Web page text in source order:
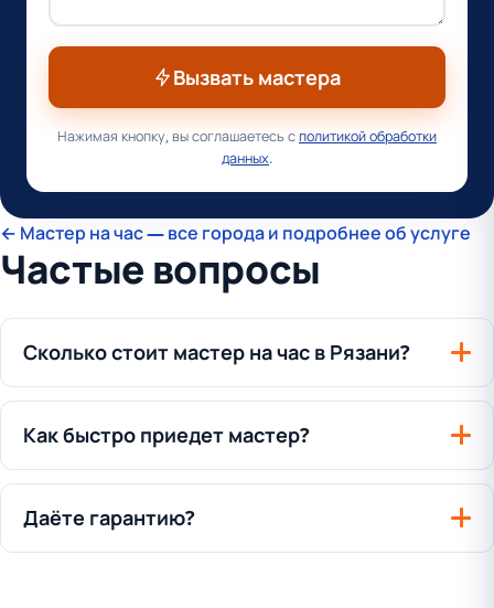
Вызвать мастера
Нажимая кнопку, вы соглашаетесь сполитикой обработки
данных.
← Мастер на час — все города и подробнее об услуге
Частые вопросы
Сколько стоит мастер на час в Рязани?
Как быстро приедет мастер?
Даёте гарантию?